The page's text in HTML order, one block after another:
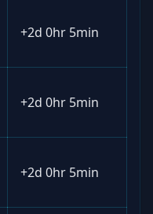
+2d 0hr 5min
+2d 0hr 5min
+2d 0hr 5min